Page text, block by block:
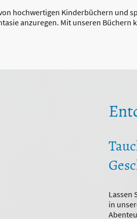
hochwertigen Kinderbüchern und
anzuregen. Mit unseren
Lassen
in